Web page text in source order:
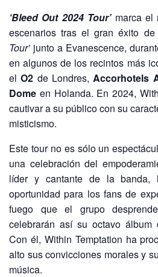
‘Bleed Out 2024 Tour’ marca el
escenarios tras el gran éxito
Tour’ junto a Evanescence,
en algunos de los recintos más
elO2 de Londres, Accorhotels
Dome en Holanda. En 2024,
cautivar a su público con su
misticismo.
Este tour no es sólo un
una celebración del
líder y cantante de la banda,
oportunidad para los fans de
fuego que el grupo
celebrarán así su octavo álbum
Con él, Within Temptation ha
alto sus convicciones morales y
música.